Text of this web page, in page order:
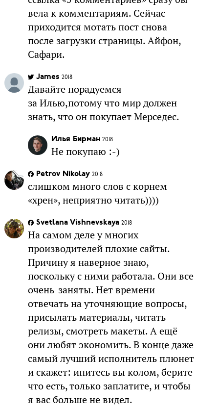
вела к комментариям. Сейчас
приходится мотать пост снова
после загрузки страницы. Айфон,
Сафари.
James 2018
Давайте порадуемся
за Илью,потому что мир должен
знать, что он покупает Мерседес.
Илья Бирман 2018
Не покупаю :-)
Petrov Nikolay 2018
слишком много слов с корнем
«хрен», неприятно читать))))
Svetlana Vishnevskaya 2018
На самом деле у многих
производителей плохие сайты.
Причину я наверное знаю,
поскольку с ними работала. Они все
очень_заняты. Нет времени
отвечать на уточняющие вопросы,
присылать материалы, читать
релизы, смотреть макеты. А ещё
они любят экономить. В конце даже
самый лучший исполнитель плюнет
и скажет: ипитесь вы колом, берите
что есть, только заплатите, и чтобы
я вас больше не видел.